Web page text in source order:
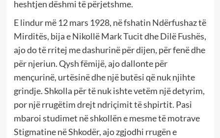
heshtjen dëshmi të përjetshme.
E lindur më 12 mars 1928, në fshatin Ndërfushaz të
Mirditës, bija e Nikollë Mark Tucit dhe Dilë Fushës,
ajo do të rritej me dashurinë për dijen, për fenë dhe
për njeriun. Qysh fëmijë, ajo dallonte për
mençurinë, urtësinë dhe një butësi që nuk njihte
grindje. Shkolla për të nuk ishte vetëm një detyrim,
por një rrugëtim drejt ndriçimit të shpirtit. Pasi
mbaroi studimet në shkollën e mesme të motrave
Stigmatine në Shkodër, ajo zgjodhi rrugën e